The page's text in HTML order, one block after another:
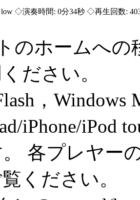
low ◇演奏時間: 0分34秒 ◇再生回数:
のホームへの
ださい。
，Windows
iPhone/iPod
各プレヤー
ください。